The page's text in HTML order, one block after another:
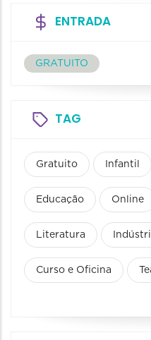
ENTRADA
GRATUITO
TAG
Gratuito Infantil
Educação Online
Literatura
Curso e Oficina